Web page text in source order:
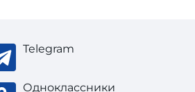
Telegram
Одноклассники